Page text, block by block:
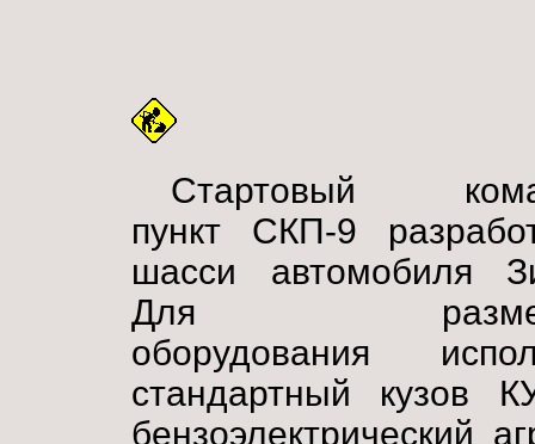
Стартовый
пункт СКП-9
шасси автомобиля
Для
оборудования
стандартный кузов
бензоэлектрический